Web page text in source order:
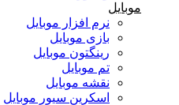
موبایل
نرم افزار موبایل
بازی موبایل
رینگتون موبایل
تم موبایل
نقشه موبایل
اسکرین سیور موبایل